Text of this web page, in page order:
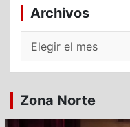
Archivos
Archivos
Zona Norte